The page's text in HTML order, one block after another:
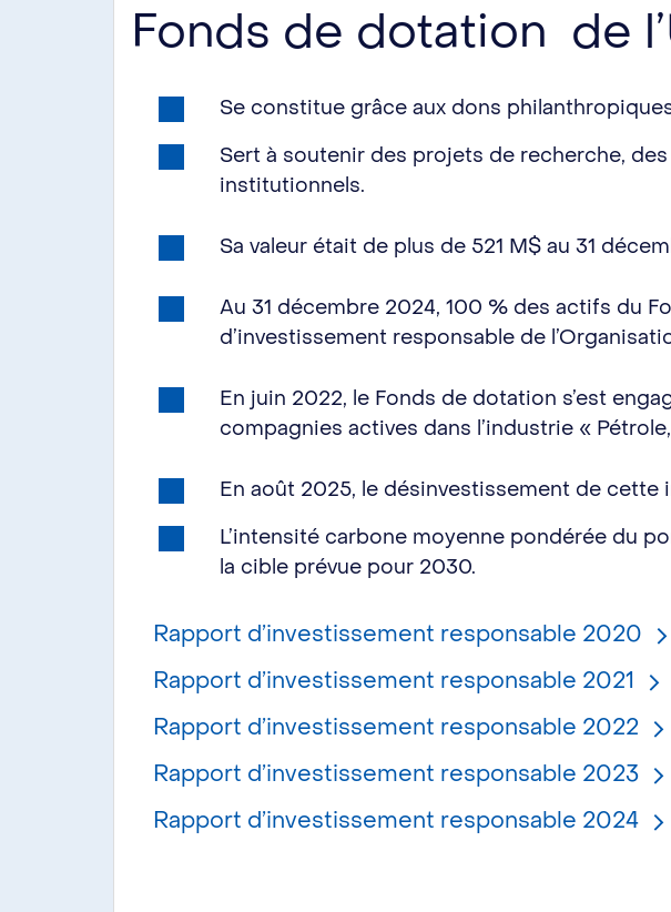
Fonds de dotation de
Se constitue grâce aux dons
Sert à soutenir des projets de recherche,
institutionnels.
Sa valeur était de plus de 521 M$ au 31
Au 31 décembre 2024, 100 % des actifs du
d’investissement responsable de
En juin 2022, le Fonds de dotation s’est
compagnies actives dans l’industrie «
En août 2025, le désinvestissement de cette
L’intensité carbone moyenne pondérée du
la cible prévue pour 2030.
Rapport d’investissement responsable 2020
Rapport d’investissement responsable 2021
Rapport d’investissement responsable 2022
Rapport d’investissement responsable 2023
Rapport d’investissement responsable 2024